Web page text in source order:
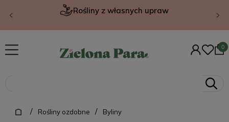
Rośliny z własnych upraw
/ Rośliny ozdobne / Byliny